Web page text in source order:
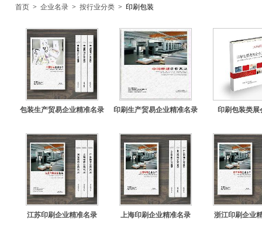
首页 > 企业名录 > 按行业分类 > 印刷包装
包装生产贸易企业精准名录 印刷生产贸易企业精准名录 印刷包装类展
江苏印刷企业精准名录 上海印刷企业精准名录 浙江印刷企业